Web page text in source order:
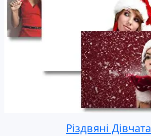
Різдвяні Дівчата